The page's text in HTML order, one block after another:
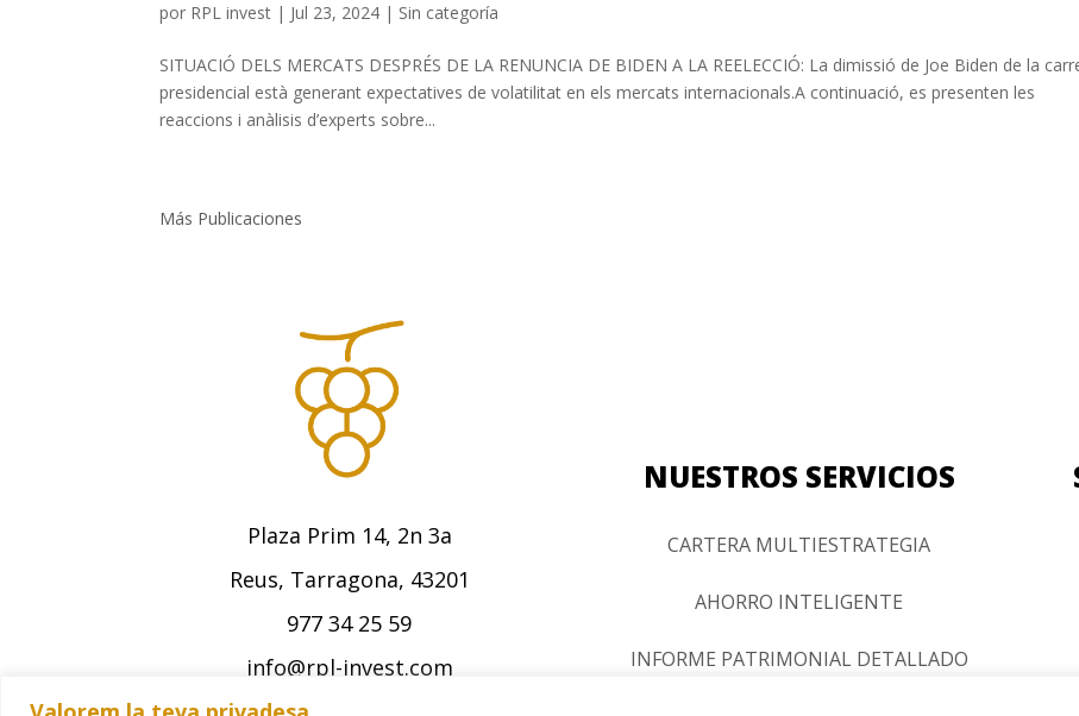
por RPL invest | Jul 23, 2024 | Sin categoría
SITUACIÓ DELS MERCATS DESPRÉS DE LA RENUNCIA DE BIDEN A LA REELECCIÓ: La dimissió de Joe Biden de la
presidencial està generant expectatives de volatilitat en els mercats internacionals.A continuació, es presenten les
reaccions i anàlisis d’experts sobre...
Más Publicaciones
Plaza Prim 14, 2n 3a
Reus, Tarragona, 43201
977 34 25 59
info@rpl-invest.com
NUESTROS SERVICIOS
CARTERA MULTIESTRATEGIA
AHORRO INTELIGENTE
INFORME PATRIMONIAL DETALLADO